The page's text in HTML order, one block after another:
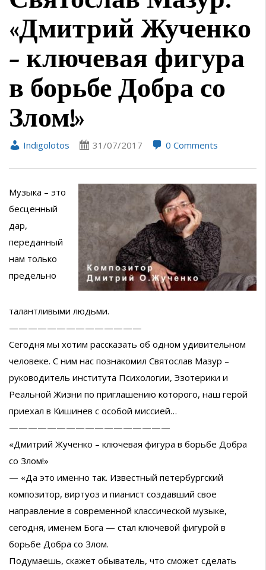
«Дмитрий Жученко
– ключевая фигура
в борьбе Добра со
Злом!»
Indigolotos 31/07/2017 0 Comments
Музыка – это
бесценный
дар,
переданный
нам только
предельно
талантливыми людьми.
——————————————
Сегодня мы хотим рассказать об одном удивительном
человеке. С ним нас познакомил Святослав Мазур –
руководитель института Психологии, Эзотерики и
Реальной Жизни по приглашению которого, наш герой
приехал в Кишинев с особой миссией…
—————————————————
«Дмитрий Жученко – ключевая фигура в борьбе Добра
со Злом!»
— «Да это именно так. Известный петербургский
композитор, виртуоз и пианист создавший свое
направление в современной классической музыке,
сегодня, именем Бога — стал ключевой фигурой в
борьбе Добра со Злом.
Подумаешь, скажет обыватель, что сможет сделать